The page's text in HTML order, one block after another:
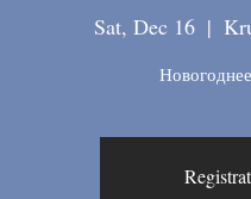
Sat, Dec 16
  |